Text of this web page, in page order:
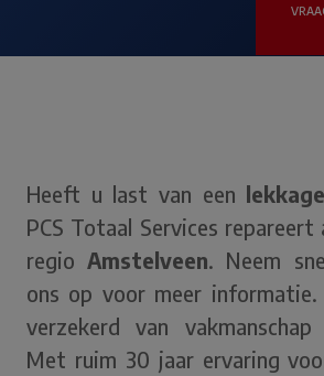
Heeft u last van een lekkage
PCS Totaal Services repareert
regio Amstelveen. Neem
ons op voor meer
verzekerd van
Met ruim 30 jaar ervaring